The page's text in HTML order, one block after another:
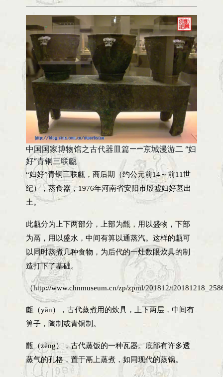
中国国家博物馆之古代器皿篇——京城漫游二 “妇
好”青铜三联甗
“妇好”青铜三联甗，商后期（约公元前14～前11世
纪），蒸食器，1976年河南省安阳市殷墟妇好墓出
土。
此甗分为上下两部分，上部为甑，用以盛物，下部
为鬲，用以盛水，中间有箅以通蒸汽。这样的甗可
以同时蒸煮几种食物，为后代的一灶数眼炊具的制
造打下了基础。
（http://www.chnmuseum.cn/zp/zpml/201812/
甗（yǎn），古代蒸煮用的炊具，上下两层，中间有
箅子，陶制或青铜制。
甑（zèng），古代蒸饭的一种瓦器。底部有许多透
蒸气的孔格，置于鬲上蒸煮，如同现代的蒸锅。